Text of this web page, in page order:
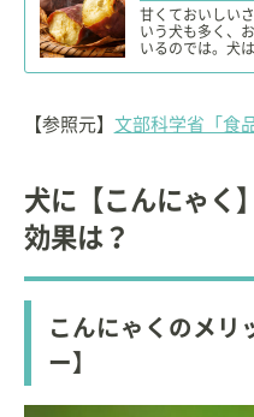
甘くておいしい
いう犬も多く、
いるのでは。犬
【参照元】 文部科学省「食
犬に【こんにゃく
効果は？
こんにゃくのメリ
ー】